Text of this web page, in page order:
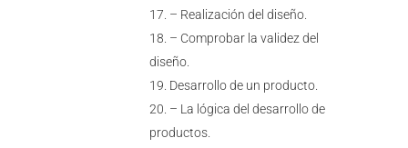
– Realización del diseño.
– Comprobar la validez del
diseño.
Desarrollo de un producto.
– La lógica del desarrollo de
productos.